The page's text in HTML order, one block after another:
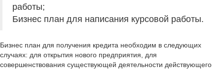
работы;
Бизнес план для написания курсовой работы.
Бизнес план для получения кредита необходим в следующих
случаях: для открытия нового предприятия, для
совершенствования существующей деятельности действующего